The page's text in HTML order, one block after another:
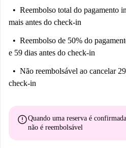
Reembolso total do pagamento
mais antes do check-in
Reembolso de 50% do
e 59 dias antes do check-in
Não reembolsável ao cancelar
check-in
errorQuando uma reserva é
não é reembolsável